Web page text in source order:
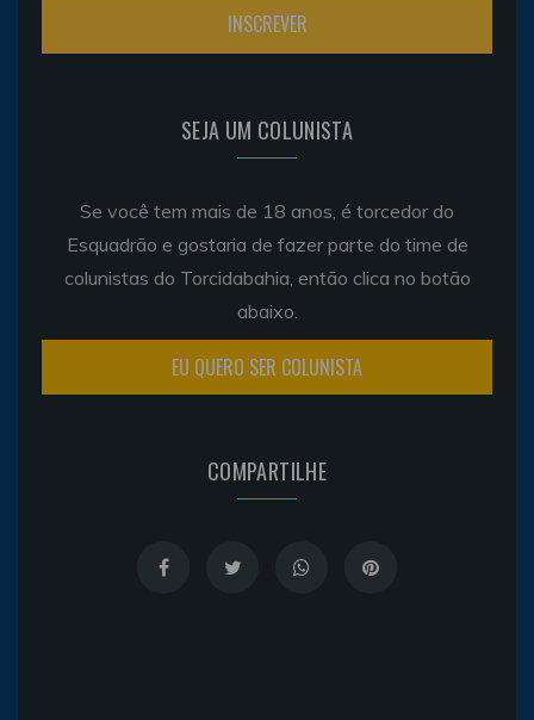
SEJA UM COLUNISTA
Se você tem mais de 18 anos, é torcedor do
Esquadrão e gostaria de fazer parte do time de
colunistas do Torcidabahia, então clica no botão
abaixo.
EU QUERO SER COLUNISTA
COMPARTILHE